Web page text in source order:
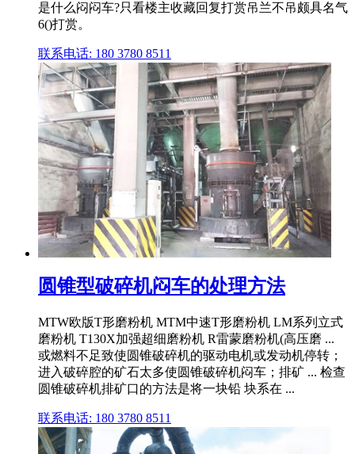
是什么闷闷车?只看楼主收藏回复打赏吊兰不吊颇具名气
6()打赏。
联系电话: 180 3780 8511
圆锥型破碎机闷车的处理方法
MTW欧版T形磨粉机 MTM中速T形磨粉机 LM系列立式
磨粉机 T130X加强超细磨粉机 R雷蒙磨粉机(高压磨 ...
或燃料不足致使圆锥破碎机的驱动电机或发动机停转；
进入破碎腔的矿石太多使圆锥破碎机闷车；排矿 ... 检查
圆锥破碎机排矿口的方法是将一块铅 块系在 ...
联系电话: 180 3780 8511